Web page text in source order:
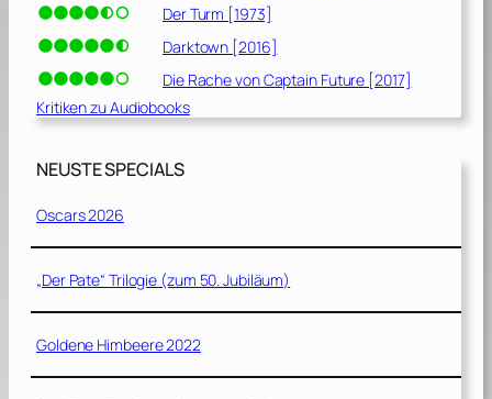
Der Turm [1973]
Darktown [2016]
Die Rache von Captain Future [2017]
Kritiken zu Audiobooks
NEUSTE SPECIALS
Oscars 2026
„Der Pate“ Trilogie (zum 50. Jubiläum)
Goldene Himbeere 2022